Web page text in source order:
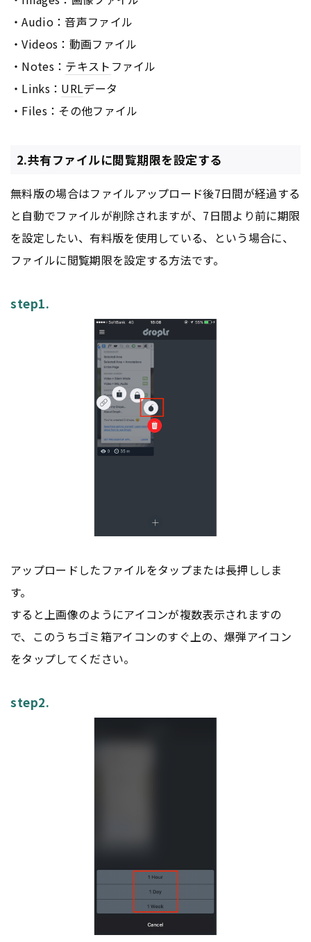
・Audio：音声ファイル
・Videos：動画ファイル
・Notes： テキスト ファイル
・Links： URLデータ
・Files：その他ファイル
2.共有ファイルに閲覧期限を設定する
無料版の場合はファイルアップロード後7日間が経過する
と自動でファイルが削除されますが、7日間より前に期限
を設定したい、有料版を使用している、という場合に、
ファイルに閲覧期限を設定する方法です。
step1.
アップロードしたファイルをタップまたは長押ししま
す。
すると上画像のようにアイコンが複数表示されますの
で、このうちゴミ箱アイコンのすぐ上の、爆弾アイコン
をタップしてください。
step2.